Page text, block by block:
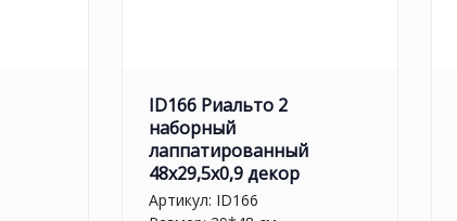
ID166 Риальто 2
наборный
лаппатированный
48x29,5x0,9 декор
Артикул: ID166